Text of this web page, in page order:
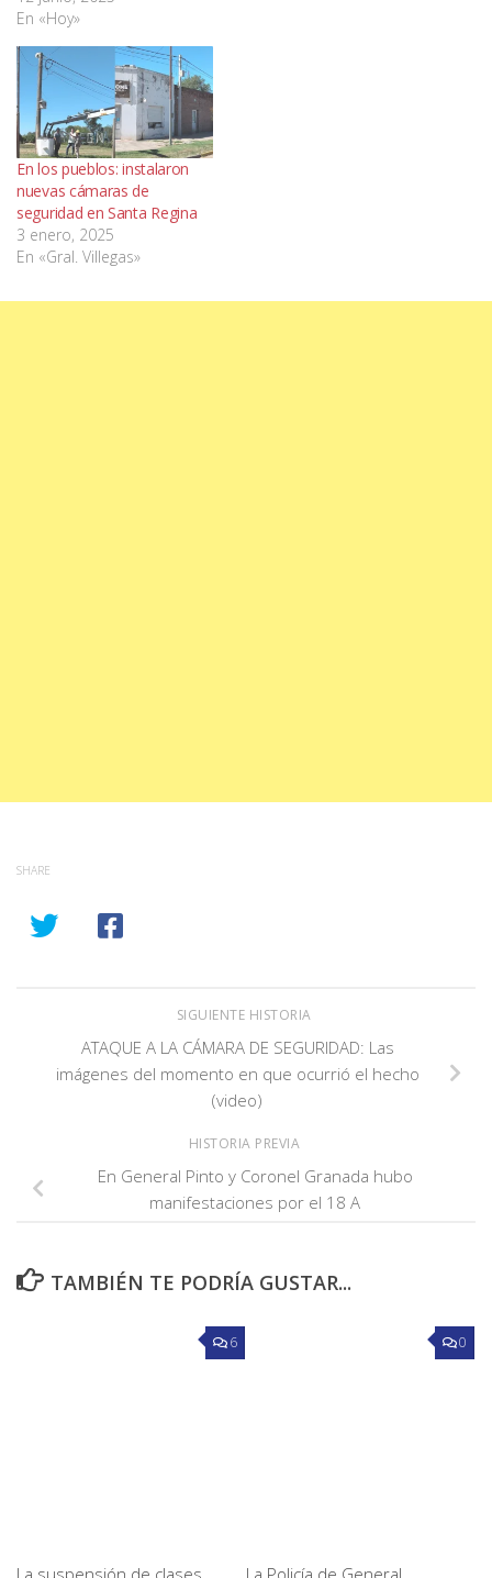
En «Hoy»
En los pueblos: instalaron
nuevas cámaras de
seguridad en Santa Regina
3 enero, 2025
En «Gral. Villegas»
SHARE
SIGUIENTE HISTORIA
ATAQUE A LA CÁMARA DE SEGURIDAD: Las
imágenes del momento en que ocurrió el hecho
(video)
HISTORIA PREVIA
En General Pinto y Coronel Granada hubo
manifestaciones por el 18 A
TAMBIÉN TE PODRÍA GUSTAR...
6
La suspensión de clases
0
La Policía de General